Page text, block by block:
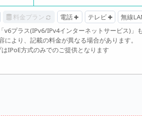
料金プラン 電話 テレビ
無線
プラス(IPv6/IPv4インターネットサービス)」
より、記載の料金が異なる場合があります。
IPoE方式のみでのご提供となります